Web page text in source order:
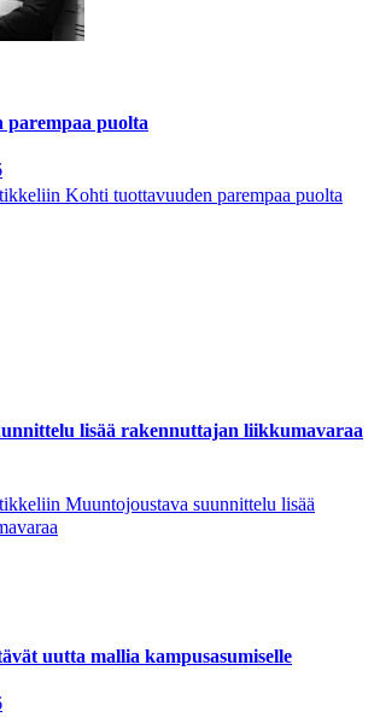
puolta
Kohti tuottavuuden parempaa puolta
lisää rakennuttajan liikkumavaraa
Muuntojoustava suunnittelu lisää
uutta mallia kampusasumiselle